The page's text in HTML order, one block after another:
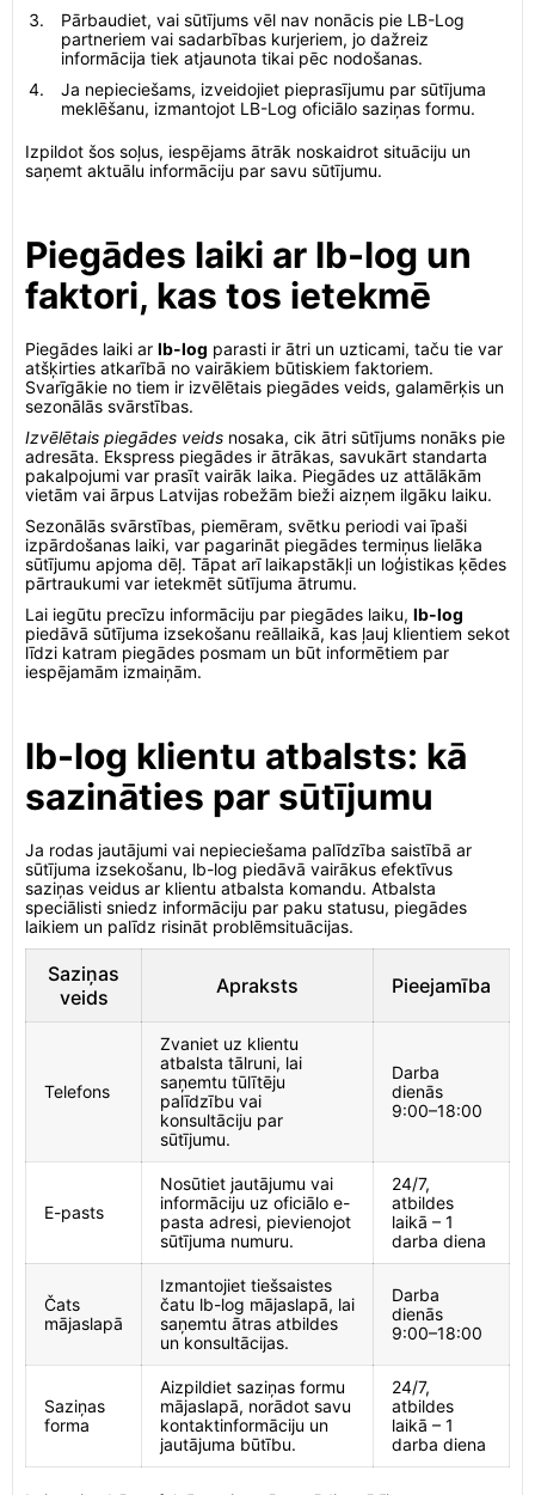
Pārbaudiet, vai sūtījums vēl nav nonācis pie LB-Log
partneriem vai sadarbības kurjeriem, jo dažreiz
informācija tiek atjaunota tikai pēc nodošanas.
Ja nepieciešams, izveidojiet pieprasījumu par sūtījuma
meklēšanu, izmantojot LB-Log oficiālo saziņas formu.
Izpildot šos soļus, iespējams ātrāk noskaidrot situāciju un
saņemt aktuālu informāciju par savu sūtījumu.
Piegādes laiki ar lb-log un
faktori, kas tos ietekmē
Piegādes laiki ar lb-log parasti ir ātri un uzticami, taču tie var
atšķirties atkarībā no vairākiem būtiskiem faktoriem.
Svarīgākie no tiem ir izvēlētais piegādes veids, galamērķis un
sezonālās svārstības.
Izvēlētais piegādes veids nosaka, cik ātri sūtījums nonāks pie
adresāta. Ekspress piegādes ir ātrākas, savukārt standarta
pakalpojumi var prasīt vairāk laika. Piegādes uz attālākām
vietām vai ārpus Latvijas robežām bieži aizņem ilgāku laiku.
Sezonālās svārstības, piemēram, svētku periodi vai īpaši
izpārdošanas laiki, var pagarināt piegādes termiņus lielāka
sūtījumu apjoma dēļ. Tāpat arī laikapstākļi un loģistikas ķēdes
pārtraukumi var ietekmēt sūtījuma ātrumu.
Lai iegūtu precīzu informāciju par piegādes laiku, lb-log
piedāvā sūtījuma izsekošanu reāllaikā, kas ļauj klientiem sekot
līdzi katram piegādes posmam un būt informētiem par
iespējamām izmaiņām.
lb-log klientu atbalsts: kā
sazināties par sūtījumu
Ja rodas jautājumi vai nepieciešama palīdzība saistībā ar
sūtījuma izsekošanu, lb-log piedāvā vairākus efektīvus
saziņas veidus ar klientu atbalsta komandu. Atbalsta
speciālisti sniedz informāciju par paku statusu, piegādes
laikiem un palīdz risināt problēmsituācijas.
Saziņas
veids
Apraksts Pieejamība
Telefons
Zvaniet uz klientu
atbalsta tālruni, lai
saņemtu tūlītēju
palīdzību vai
konsultāciju par
sūtījumu.
Darba
dienās
9:00–18:00
E-pasts
Nosūtiet jautājumu vai
informāciju uz oficiālo e-
pasta adresi, pievienojot
sūtījuma numuru.
24/7,
atbildes
laikā – 1
darba diena
Čats
mājaslapā
Izmantojiet tiešsaistes
čatu lb-log mājaslapā, lai
saņemtu ātras atbildes
un konsultācijas.
Darba
dienās
9:00–18:00
Saziņas
forma
Aizpildiet saziņas formu
mājaslapā, norādot savu
kontaktinformāciju un
jautājuma būtību.
24/7,
atbildes
laikā – 1
darba diena